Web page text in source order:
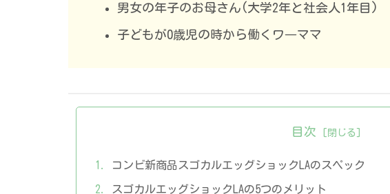
男女の年子のお母さん(大学2年と社会人1年目)
子どもが0歳児の時から働くワ―ママ
目次
コンビ新商品スゴカルエッグショックLAのスペック
スゴカルエッグショックLAの5つのメリット